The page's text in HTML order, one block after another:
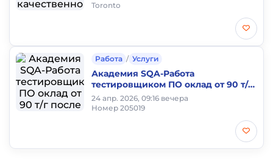
Toronto
Работа / Услуги
Академия SQA-Работа
тестировщиком ПО оклад от 90 т/г
после окончания Курса-AI Software
QA testing
24 апр. 2026, 09:16 вечера
Номер 205019